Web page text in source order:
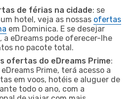
de férias na cidade: se
hotel, veja as nossas ofertas
em Dominica. E se desejar
a eDreams pode oferecer-lhe
no pacote total.
ofertas do eDreams Prime:
Prime, terá acesso a
em voos, hotéis e aluguer de
todo o ano, com a